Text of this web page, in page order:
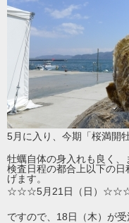
5月に入り、今期「桜満開
牡蠣自体の身入れも良く
検査日程の都合上以下の
げます。
☆☆☆5月21日（日）☆☆☆
ですので、18日（木）が